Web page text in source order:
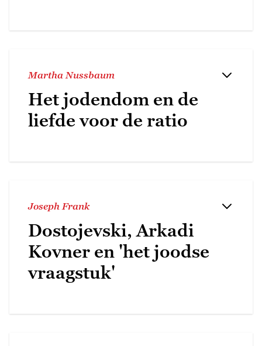
Martha Nussbaum
Het jodendom en de
liefde voor de ratio
Joseph Frank
Dostojevski, Arkadi
Kovner en 'het joodse
vraagstuk'